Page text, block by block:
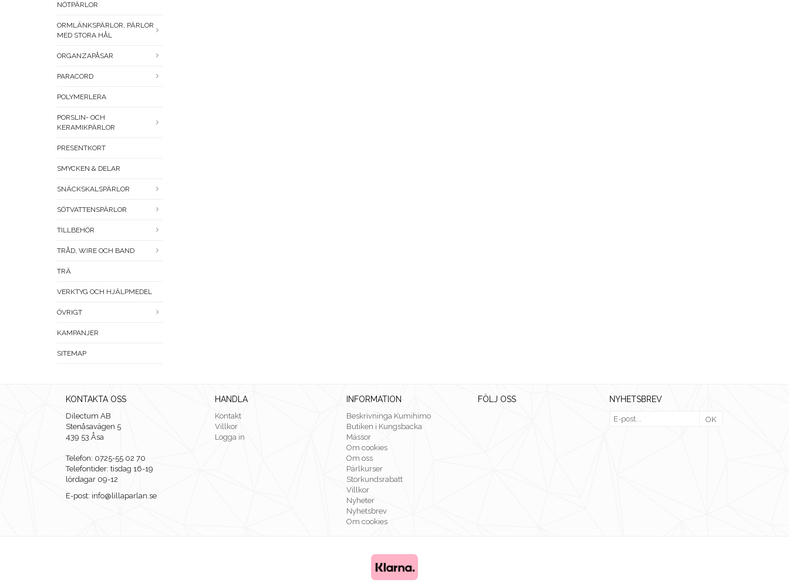
NÖTPÄRLOR
ORMLÄNKSPÄRLOR, PÄRLOR
MED STORA HÅL
ORGANZAPÅSAR
PARACORD
POLYMERLERA
PORSLIN- OCH
KERAMIKPÄRLOR
PRESENTKORT
SMYCKEN & DELAR
SNÄCKSKALSPÄRLOR
SÖTVATTENSPÄRLOR
TILLBEHÖR
TRÅD, WIRE OCH BAND
TRÄ
VERKTYG OCH HJÄLPMEDEL
ÖVRIGT
KAMPANJER
SITEMAP
KONTAKTA OSS
Dilectum AB
Stenåsavägen 5
439 53 Åsa
Telefon: 0725-55 02 70
Telefontider: tisdag 16-19
lördagar 09-12
E-post: info@lillaparlan.se
HANDLA
Kontakt
Villkor
Logga in
INFORMATION
Beskrivninga Kumihimo
Butiken i Kungsbacka
Mässor
Om cookies
Om oss
Pärlkurser
Storkundsrabatt
Villkor
Nyheter
Nyhetsbrev
Om cookies
FÖLJ OSS NYHETSBREV
OK